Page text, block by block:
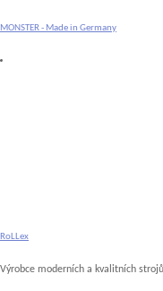
MONSTER - Made in Germany
RoLLex
Výrobce moderních a kvalitních